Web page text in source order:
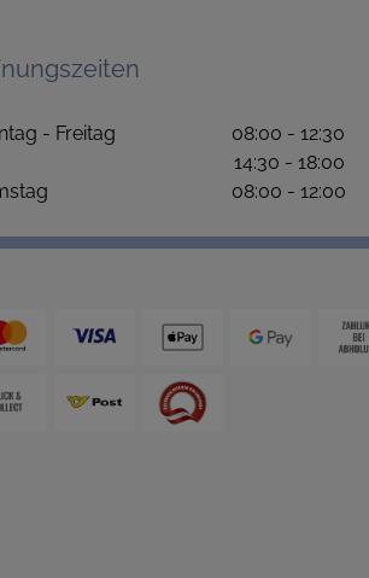
- Freitag 08:00 - 12:30
- 18:00
08:00 - 12:00